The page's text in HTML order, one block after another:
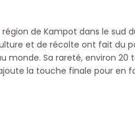
de Kampot dans le sud
et de récolte ont fait du
monde. Sa rareté, environ 20
la touche finale pour en